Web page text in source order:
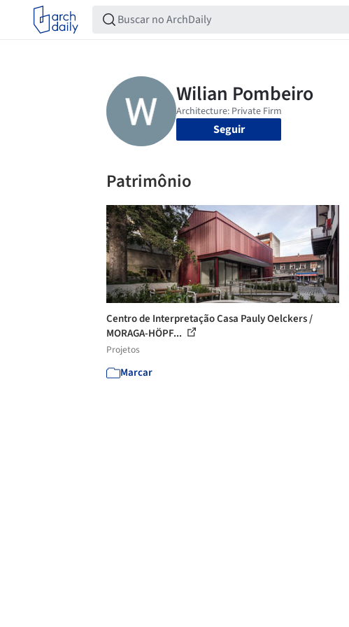
Seguir
Patrimônio
Centro de Interpretação Casa Pauly Oelckers /
MORAGA-HÖPF...
Projetos
Marcar